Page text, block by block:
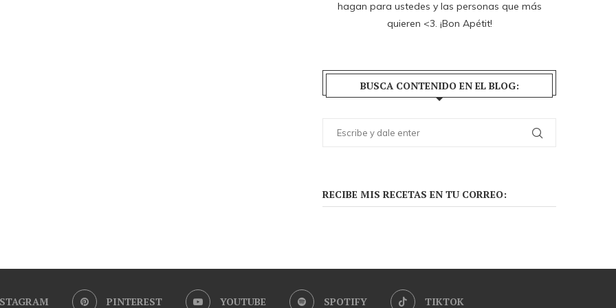
hagan para ustedes y las personas que más
quieren <3. ¡Bon Apétit!
BUSCA CONTENIDO EN EL BLOG:
RECIBE MIS RECETAS EN TU CORREO:
PINTEREST YOUTUBE SPOTIFY TIKTOK